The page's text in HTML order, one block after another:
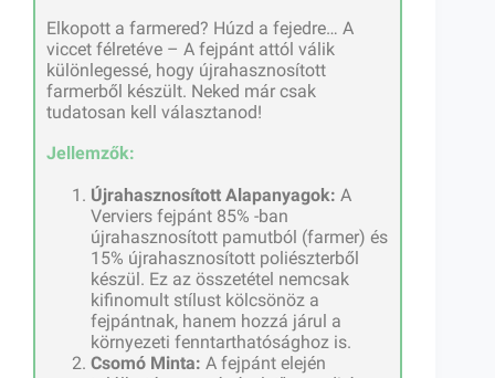
Elkopott a farmered? Húzd a fejedre… A
viccet félretéve – A fejpánt attól válik
különlegessé, hogy újrahasznosított
farmerből készült. Neked már csak
tudatosan kell választanod!
Jellemzők:
Újrahasznosított Alapanyagok: A
Verviers fejpánt 85% -ban
újrahasznosított pamutból (farmer) és
15% újrahasznosított poliészterből
készül. Ez az összetétel nemcsak
kifinomult stílust kölcsönöz a
fejpántnak, hanem hozzá járul a
környezeti fenntarthatósághoz is.
Csomó Minta: A fejpánt elején